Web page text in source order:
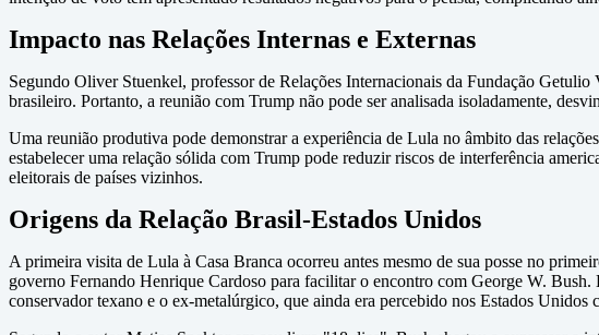
Impacto nas Relações Internas e Externas
Segundo Oliver Stuenkel, professor de Relações Internacionais da Fundação
brasileiro. Portanto, a reunião com Trump não pode ser analisada isoladamente,
Uma reunião produtiva pode demonstrar a experiência de Lula no âmbito das
estabelecer uma relação sólida com Trump pode reduzir riscos de interferência
eleitorais de países vizinhos.
Origens da Relação Brasil-Estados Unidos
A primeira visita de Lula à Casa Branca ocorreu antes mesmo de sua posse no
governo Fernando Henrique Cardoso para facilitar o encontro com George W.
conservador texano e o ex-metalúrgico, que ainda era percebido nos Estados Unidos